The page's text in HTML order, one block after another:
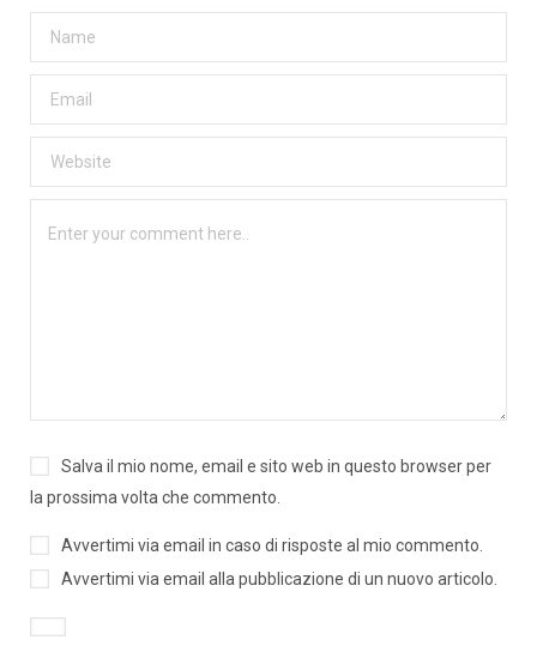
Salva il mio nome, email e sito web in questo browser per
la prossima volta che commento.
Avvertimi via email in caso di risposte al mio commento.
Avvertimi via email alla pubblicazione di un nuovo articolo.